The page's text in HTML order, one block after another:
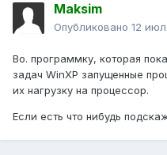
Maksim
Опубликовано 12
Bo. программку, которая
задач WinXP запущенные
их нагрузку на процессор.
Если есть что нибудь